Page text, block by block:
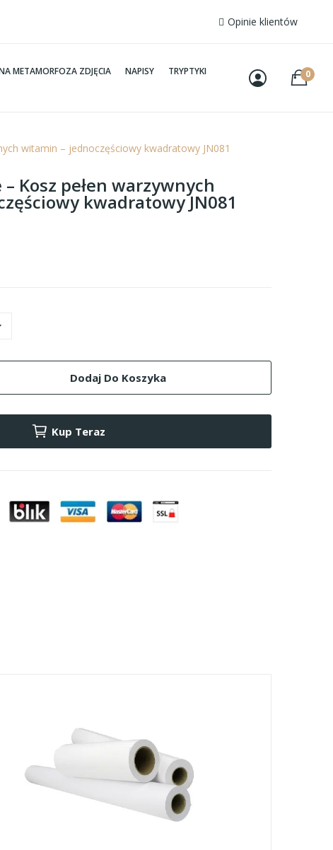
Opinie klientów
METAMORFOZA ZDJĘCIA NAPISY
TRYPTYKI
0
witamin – jednoczęściowy kwadratowy JN081
Kosz pełen warzywnych
kwadratowy JN081
Dodaj Do Koszyka
Kup Teraz